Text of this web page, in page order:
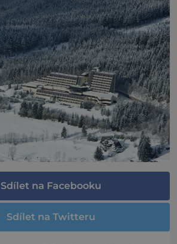
Sdílet na Facebooku
Sdílet na Twitteru